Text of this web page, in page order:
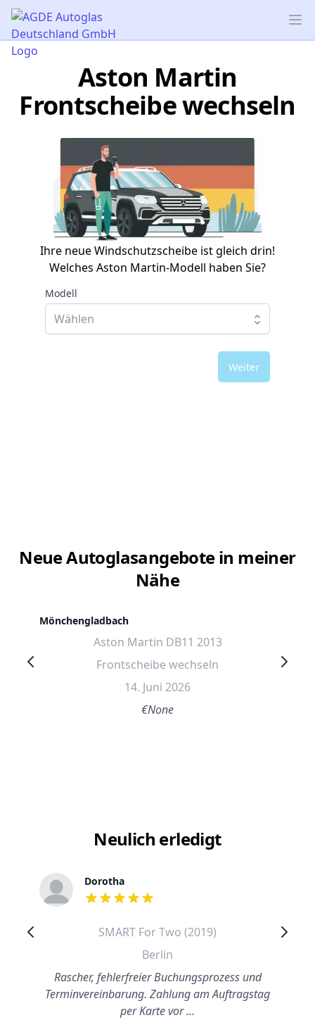
AGDE Autoglas Deutschland GmbH
Aston Martin
Frontscheibe wechseln
Ihre neue Windschutzscheibe ist gleich drin!
Welches Aston Martin-Modell haben Sie?
Modell
Weiter
Neue Autoglasangebote in meiner
Nähe
Mönchengladbach
Aston Martin DB11 2013
Frontscheibe wechseln
14. Juni 2026
€None
Neulich erledigt
Dorotha
out of 5 stars
SMART For Two (2019)
Berlin
Rascher, fehlerfreier Buchungsprozess und
Terminvereinbarung. Zahlung am Auftragstag
per Karte vor …